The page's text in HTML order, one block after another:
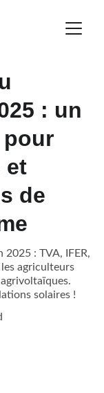
: un
et
de
: TVA, IFER,
agriculteurs
solaires !